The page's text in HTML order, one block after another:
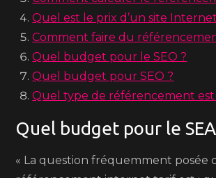
Quel est le prix d’un site
Comment faire du
Quel budget pour le SEO ?
Quel budget pour SEO ?
Quel type de référencement est
Quel budget pour le
« La question fréquemment posée